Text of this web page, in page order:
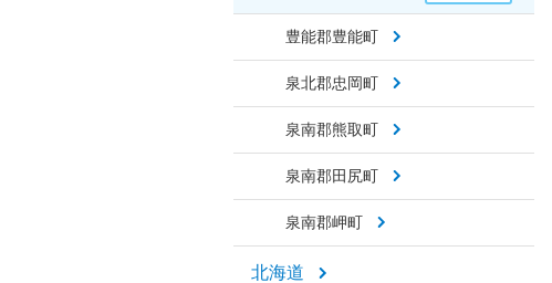
豊能郡豊能町
泉北郡忠岡町
泉南郡熊取町
泉南郡田尻町
泉南郡岬町
北海道